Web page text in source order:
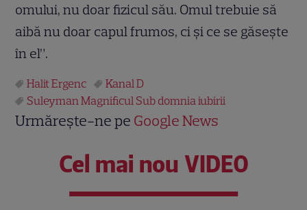
omului, nu doar fizicul său. Omul trebuie să
aibă nu doar capul frumos, ci şi ce se găseşte
în el”.
Halit Ergenc
Kanal D
Suleyman Magnificul Sub domnia iubirii
Urmărește-ne pe Google News
Cel mai nou VIDEO